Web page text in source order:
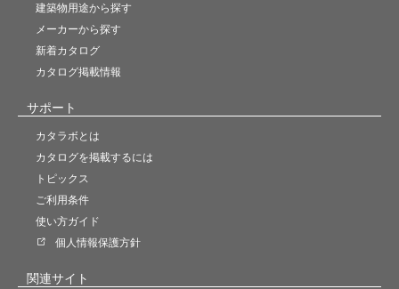
建築物用途から探す
メーカーから探す
新着カタログ
カタログ掲載情報
サポート
カタラボとは
カタログを掲載するには
トピックス
ご利用条件
使い方ガイド
個人情報保護方針
関連サイト